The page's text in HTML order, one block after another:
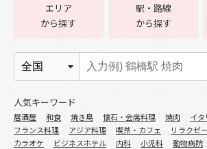
エリア
から探す
駅・路線
から探す
人気キーワード
居酒屋 和食 焼き鳥 懐石・会席料理 焼肉
イ
フランス料理
アジア料理 喫茶・カフェ リラクゼ
カラオケ
ビジネスホテル 内科 小児科 動物病院